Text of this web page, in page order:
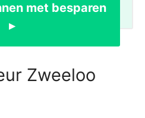
met besparen
▸
Zweeloo